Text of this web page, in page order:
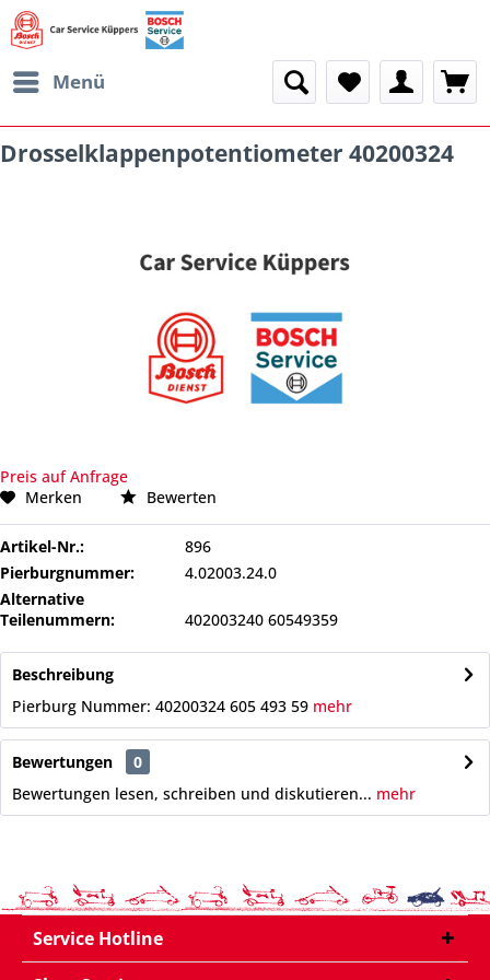
Menü
Drosselklappenpotentiometer 40200324
Preis auf Anfrage
Merken
Bewerten
Artikel-Nr.:
896
Pierburgnummer:
4.02003.24.0
Alternative
Teilenummern:
402003240 60549359
Beschreibung
Pierburg Nummer: 40200324 605 493 59 mehr
Bewertungen
0
Bewertungen lesen, schreiben und diskutieren... mehr
Service Hotline